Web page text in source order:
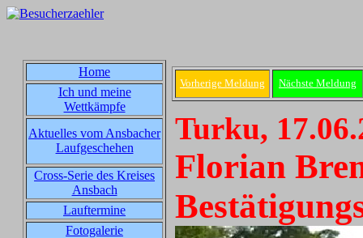
Home
Ich und meine
Wettkämpfe
Aktuelles vom Ansbacher
Laufgeschehen
Cross-Serie des Kreises
Ansbach
Lauftermine
Fotogalerie
Vorherige Meldung Nächste Meldung
Turku,
Florian